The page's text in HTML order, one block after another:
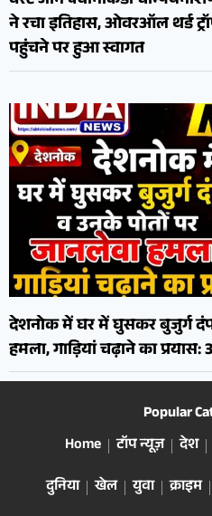
ने रचा इतिहास, ओवरऑल थर्ड
पहुंचने पर हुआ स्वागत
देशनोक में घर में घुसकर बुजुर्ग
हमला, गाड़ियां चढ़ाने का
Popular
Home
टॉप न्यूज़ देश
दुनिया
खेल युवा क्राइम